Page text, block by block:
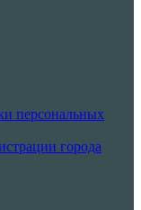
персональных
города